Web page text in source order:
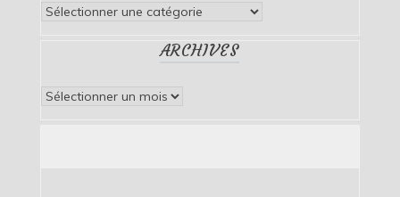
Catégories
ARCHIVES
Archives